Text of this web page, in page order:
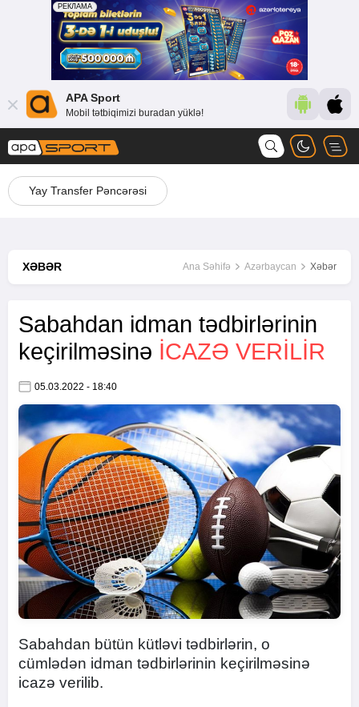
APA Sport
Mobil tətbiqimizi buradan yüklə!
Yay Transfer Pəncərəsi
XƏBƏR Ana Səhifə Azərbaycan Xəbər
Sabahdan idman tədbirlərinin
keçirilməsinə ICAZƏ VERILIR
05.03.2022 - 18:40
Sabahdan bütün kütləvi tədbirlərin, o
cümlədən idman tədbirlərinin keçirilməsinə
icazə verilib.